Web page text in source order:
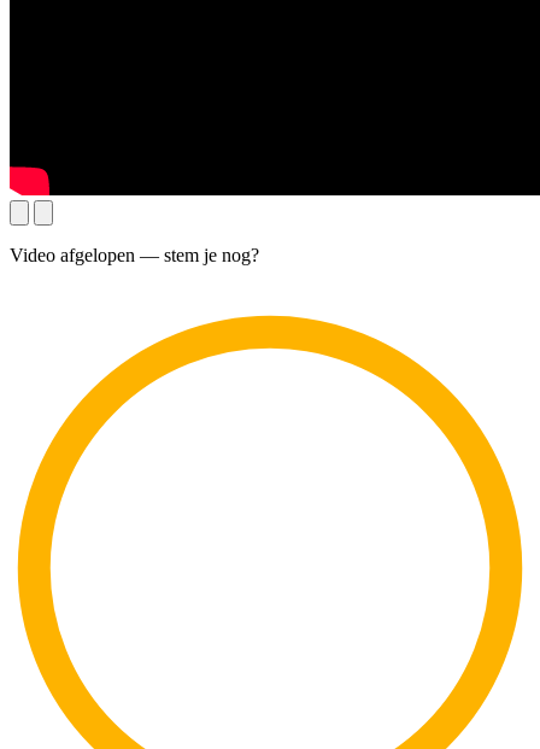
Video afgelopen — stem je nog?